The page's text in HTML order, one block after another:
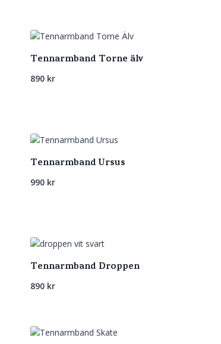
Tennarmband Torne älv
890 kr
Tennarmband Ursus
990 kr
Tennarmband Droppen
890 kr